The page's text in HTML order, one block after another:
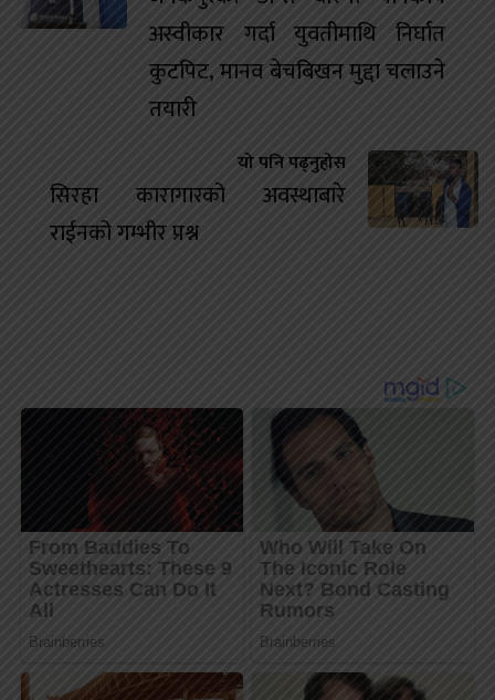
अस्वीकार गर्दा युवतीमाथि निर्घात
कुटपिट, मानव बेचबिखन मुद्दा चलाउने
तयारी
यो पनि पढ्नुहोस
सिरहा कारागारको अवस्थाबारे
राईनको गम्भीर प्रश्न